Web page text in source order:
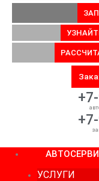
УСЛУГИ